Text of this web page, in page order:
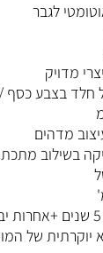
לגבר
מדויק
חלד בצבע
מדהים
בשילוב
יוקרתית של